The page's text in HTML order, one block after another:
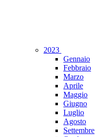
2023
Gennaio
Febbraio
Marzo
Aprile
Maggio
Giugno
Luglio
Agosto
Settembre